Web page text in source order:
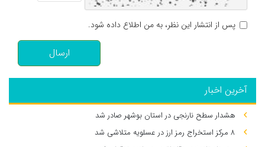
پس از انتشار این نظر، به من اطلاع داده شود.
ارسال
آخرین اخبار
هشدار سطح نارنجی در استان بوشهر صادر شد
۸ مرکز استخراج رمز ارز در عسلویه متلاشی شد